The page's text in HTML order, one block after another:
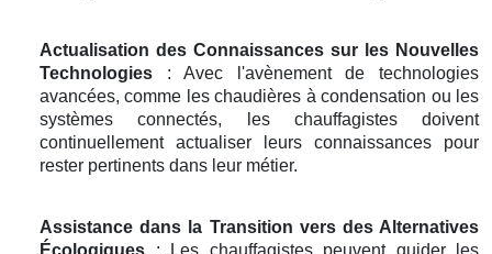
Actualisation des Connaissances sur les Nouvelles
Technologies : Avec l'avènement de technologies
avancées, comme les chaudières à condensation ou les
systèmes connectés, les chauffagistes doivent
continuellement actualiser leurs connaissances pour
rester pertinents dans leur métier.
Assistance dans la Transition vers des Alternatives